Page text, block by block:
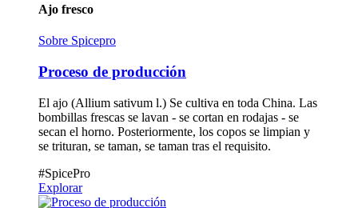
Ajo fresco
Sobre Spicepro
Proceso de producción
El ajo (Allium sativum l.) Se cultiva en toda China. Las
bombillas frescas se lavan - se cortan en rodajas - se
secan el horno. Posteriormente, los copos se limpian y
se trituran, se taman, se taman tras el requisito.
#SpicePro
Explorar